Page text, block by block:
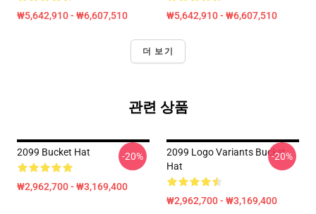
₩5,642,910 - ₩6,607,510 ₩5,642,910 - ₩6,607,510
더 보기
관련 상품
2099 Bucket Hat
₩2,962,700 - ₩3,169,400
-20%
2099 Logo Variants Bucket
Hat
₩2,962,700 - ₩3,169,400
-20%